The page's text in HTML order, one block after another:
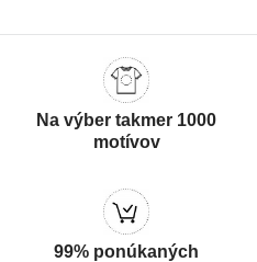
Na výber takmer 1000
motívov
99% ponúkaných